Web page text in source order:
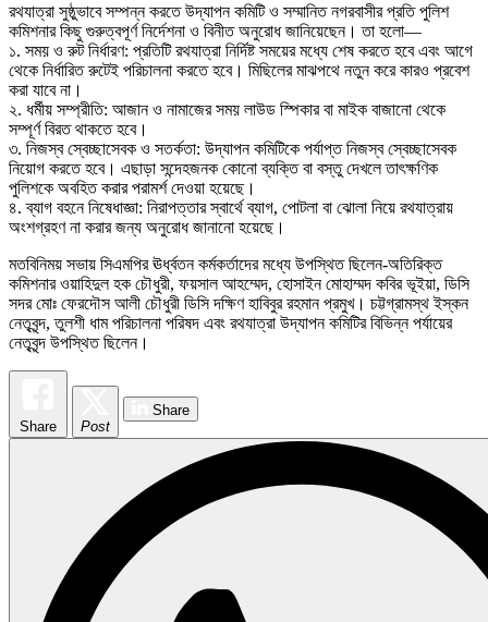
রথযাত্রা সুষ্ঠুভাবে সম্পন্ন করতে উদ্‌যাপন কমিটি ও সম্মানিত নগরবাসীর প্রতি পুলিশ
কমিশনার কিছু গুরুত্বপূর্ণ নির্দেশনা ও বিনীত অনুরোধ জানিয়েছেন। তা হলো—
১. সময় ও রুট নির্ধারণ: প্রতিটি রথযাত্রা নির্দিষ্ট সময়ের মধ্যে শেষ করতে হবে এবং আগে
থেকে নির্ধারিত রুটেই পরিচালনা করতে হবে। মিছিলের মাঝপথে নতুন করে কারও প্রবেশ
করা যাবে না।
২. ধর্মীয় সম্প্রীতি: আজান ও নামাজের সময় লাউড স্পিকার বা মাইক বাজানো থেকে
সম্পূর্ণ বিরত থাকতে হবে।
৩. নিজস্ব স্বেচ্ছাসেবক ও সতর্কতা: উদ্‌যাপন কমিটিকে পর্যাপ্ত নিজস্ব স্বেচ্ছাসেবক
নিয়োগ করতে হবে। এছাড়া সন্দেহজনক কোনো ব্যক্তি বা বস্তু দেখলে তাৎক্ষণিক
পুলিশকে অবহিত করার পরামর্শ দেওয়া হয়েছে।
৪. ব্যাগ বহনে নিষেধাজ্ঞা: নিরাপত্তার স্বার্থে ব্যাগ, পোটলা বা ঝোলা নিয়ে রথযাত্রায়
অংশগ্রহণ না করার জন্য অনুরোধ জানানো হয়েছে।
মতবিনিময় সভায় সিএমপির ঊর্ধ্বতন কর্মকর্তাদের মধ্যে উপস্থিত ছিলেন-অতিরিক্ত
কমিশনার ওয়াহিদুল হক চৌধুরী, ফয়সাল আহম্মেদ, হোসাইন মোহাম্মদ কবির ভূইয়া, ডিসি
সদর মোঃ ফেরদৌস আলী চৌধুরী ডিসি দক্ষিণ হাবিবুর রহমান প্রমুখ। চট্টগ্রামস্থ ইস্কন
নেতৃবৃন্দ, তুলশী ধাম পরিচালনা পরিষদ এবং রথযাত্রা উদ্‌যাপন কমিটির বিভিন্ন পর্যায়ের
নেতৃবৃন্দ উপস্থিত ছিলেন।
Share Post
Share